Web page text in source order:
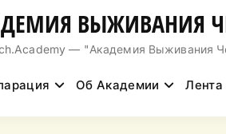
ВЫЖИВАНИЯ
— "Академия Выживания
Об Академии Лента